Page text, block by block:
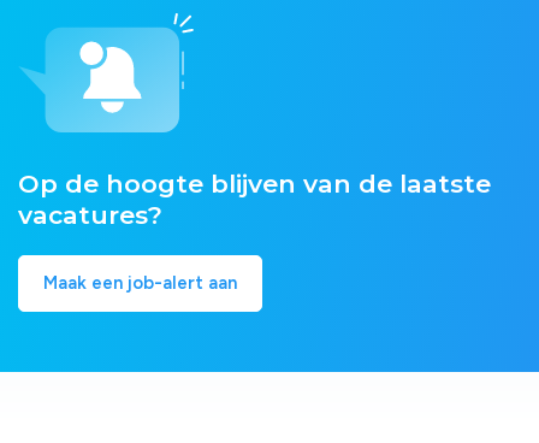
Op de hoogte blijven van de laatste
vacatures?
Maak een job-alert aan